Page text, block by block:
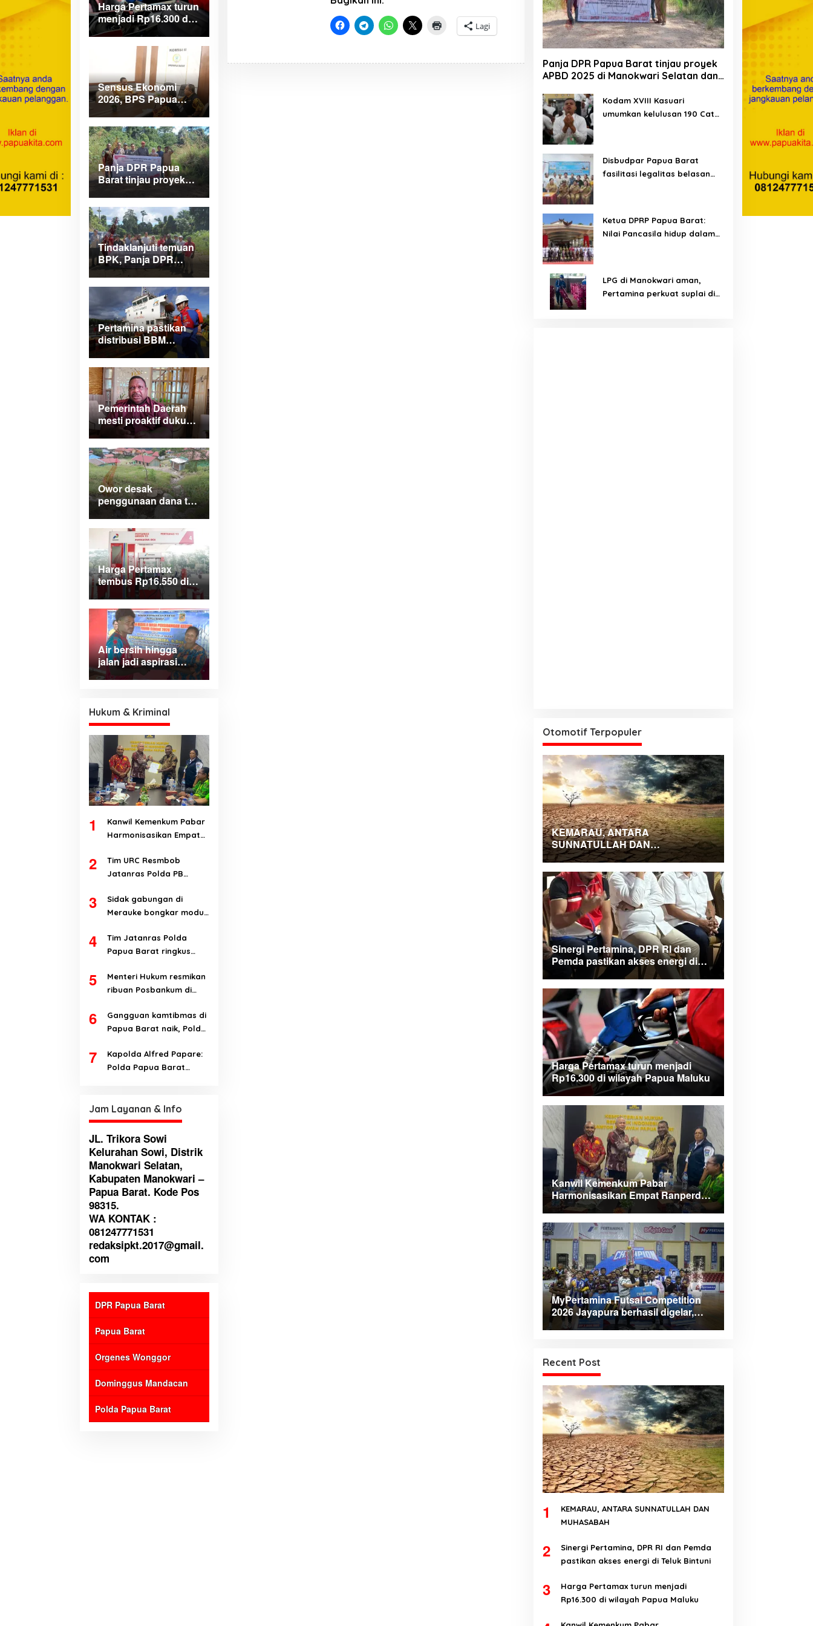
Harga Pertamax turun
menjadi Rp16.300 di
wilayah Papua
Sensus Ekonomi
2026, BPS Papua
Barat saar pimpinan
DPRPB
Panja DPR Papua
Barat tinjau proyek
dan Bintuni
Tindaklanjuti temuan
BPK, Panja DPR
Papua Barat turlap ke
tiga lokasi proyek di
Manokwari
Pertamina pastikan
distribusi BBM
normal dan lancar di
wilayah Papua
Maluku
Pemerintah Daerah
mesti proaktif dukung
legalitas
pertambangan rakyat
di Papua Barat
Owor desak
penggunaan dana tak
terduga tangani
bencana di Kampung
Coisi
Harga Pertamax
tembus Rp16.550 di
wilayah Papua
Maluku, harga
Biosolar dan Pertalite
tetap
Air bersih hingga
jalan jadi aspirasi
dominan warga Hink,
pembangunan
Hukum & Kriminal
1
Kanwil Kemenkum Pabar
Harmonisasikan Empat
Teluk Wondama
2
Tim URC Resmbob
Jatanras Polda PB
curanmor di Manokwari
3
Sidak gabungan di
Merauke bongkar modus
subsidi
4
Tim Jatanras Polda
Papua Barat ringkus
5
Menteri Hukum resmikan
ribuan Posbankum di
Barat Daya
6
Gangguan kamtibmas di
Papua Barat naik, Polda
7
Kapolda Alfred Papare:
Polda Papua Barat
Jam Layanan & Info
JL. Trikora Sowi
Kelurahan Sowi, Distrik
Manokwari Selatan,
Kabupaten Manokwari –
Papua Barat. Kode Pos
98315.
WA KONTAK :
081247771531
redaksipkt.2017@gmail.
com
DPR Papua Barat
Papua Barat
Orgenes Wonggor
Dominggus Mandacan
Polda Papua Barat
R
A
Lagi
Panja DPR Papua Barat tinjau proyek
APBD 2025 di Manokwari Selatan dan
Kodam XVIII Kasuari
umumkan kelulusan 190 Cata
Disbudpar Papua Barat
fasilitasi legalitas belasan
Ketua DPRP Papua Barat:
Nilai Pancasila hidup dalam
LPG di Manokwari aman,
Pertamina perkuat suplai di
Otomotif Terpopuler
KEMARAU, ANTARA
SUNNATULLAH DAN
MUHASABAH
Sinergi Pertamina, DPR RI dan
Pemda pastikan akses energi di
Teluk Bintuni
Harga Pertamax turun menjadi
Rp16.300 di wilayah Papua Maluku
Kanwil Kemenkum Pabar
Harmonisasikan Empat Ranperda
Kabupaten Teluk Wondama
MyPertamina Futsal Competition
2026 Jayapura berhasil digelar,
dorong talenta muda berprestasi
Recent Post
1
KEMARAU, ANTARA SUNNATULLAH DAN
MUHASABAH
2
Sinergi Pertamina, DPR RI dan Pemda
pastikan akses energi di Teluk Bintuni
3
Harga Pertamax turun menjadi
Rp16.300 di wilayah Papua Maluku